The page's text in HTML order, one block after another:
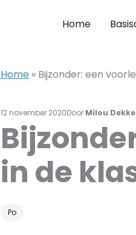
Home
Home » Bijzonder: een
12 november 2020Door Milou
Po
in de